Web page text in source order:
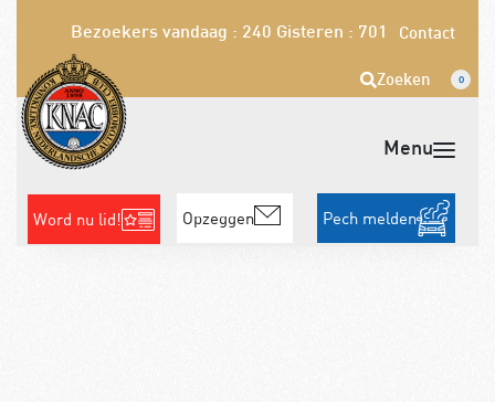
Bezoekers vandaag : 240 Gisteren : 701 Contact
Zoeken 0
Word nu lid! Opzeggen Pech melden